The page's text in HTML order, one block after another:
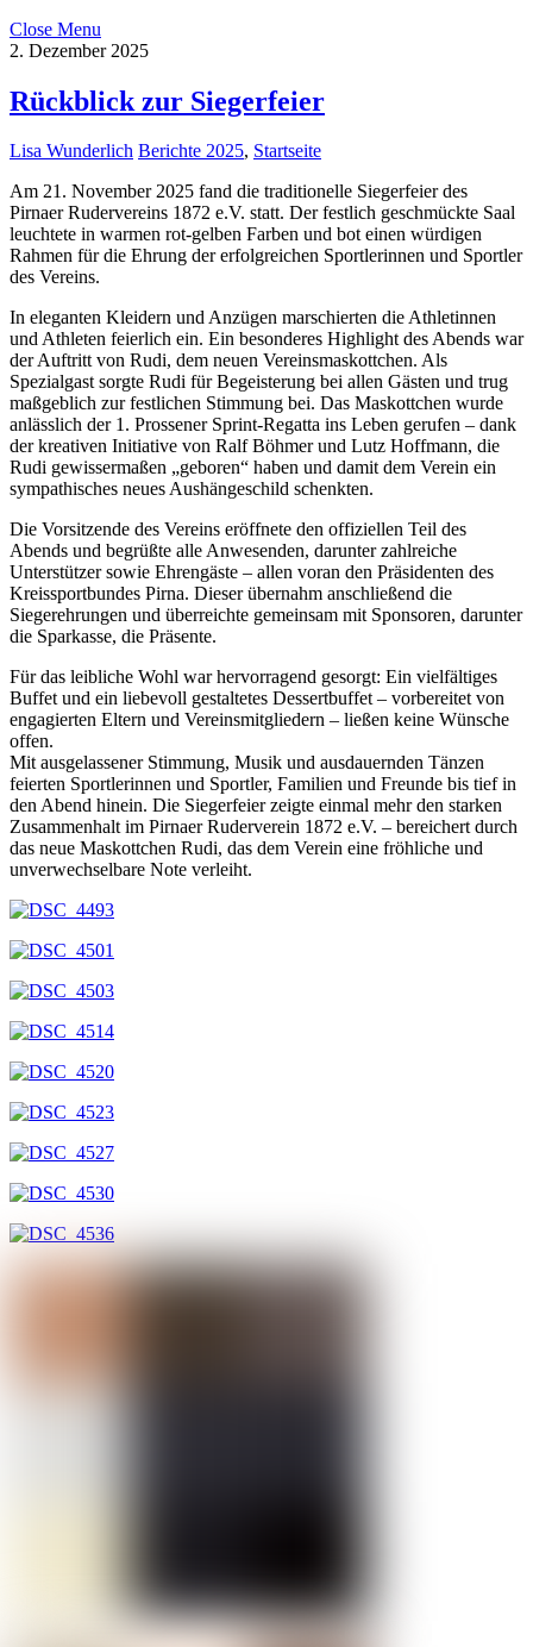
Close Menu
2. Dezember 2025
Rückblick zur Siegerfeier
Lisa Wunderlich Berichte 2025, Startseite
Am 21. November 2025 fand die traditionelle Siegerfeier des
Pirnaer Rudervereins 1872 e.V. statt. Der festlich geschmückte Saal
leuchtete in warmen rot-gelben Farben und bot einen würdigen
Rahmen für die Ehrung der erfolgreichen Sportlerinnen und Sportler
des Vereins.
In eleganten Kleidern und Anzügen marschierten die Athletinnen
und Athleten feierlich ein. Ein besonderes Highlight des Abends war
der Auftritt von Rudi, dem neuen Vereinsmaskottchen. Als
Spezialgast sorgte Rudi für Begeisterung bei allen Gästen und trug
maßgeblich zur festlichen Stimmung bei. Das Maskottchen wurde
anlässlich der 1. Prossener Sprint-Regatta ins Leben gerufen – dank
der kreativen Initiative von Ralf Böhmer und Lutz Hoffmann, die
Rudi gewissermaßen „geboren“ haben und damit dem Verein ein
sympathisches neues Aushängeschild schenkten.
Die Vorsitzende des Vereins eröffnete den offiziellen Teil des
Abends und begrüßte alle Anwesenden, darunter zahlreiche
Unterstützer sowie Ehrengäste – allen voran den Präsidenten des
Kreissportbundes Pirna. Dieser übernahm anschließend die
Siegerehrungen und überreichte gemeinsam mit Sponsoren, darunter
die Sparkasse, die Präsente.
Für das leibliche Wohl war hervorragend gesorgt: Ein vielfältiges
Buffet und ein liebevoll gestaltetes Dessertbuffet – vorbereitet von
engagierten Eltern und Vereinsmitgliedern – ließen keine Wünsche
offen.
Mit ausgelassener Stimmung, Musik und ausdauernden Tänzen
feierten Sportlerinnen und Sportler, Familien und Freunde bis tief in
den Abend hinein. Die Siegerfeier zeigte einmal mehr den starken
Zusammenhalt im Pirnaer Ruderverein 1872 e.V. – bereichert durch
das neue Maskottchen Rudi, das dem Verein eine fröhliche und
unverwechselbare Note verleiht.